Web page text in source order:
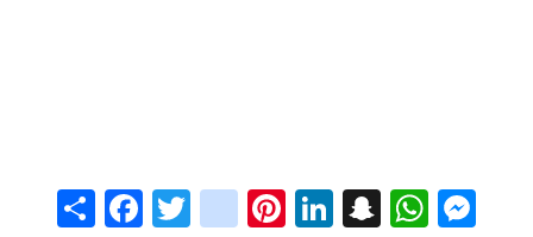
ShareFacebook
Twitter
instagram
Pinterest
LinkedIn
Snapchat